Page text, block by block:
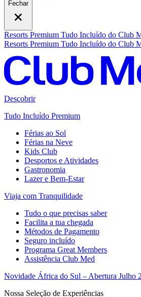
Fechar
Resorts Premium Tudo Incluído do Club
Resorts Premium Tudo Incluído do Club
Descobrir
Tudo Incluído Premium
Férias ao Sol
Férias na Neve
Kids Club
Desportos e Atividades
Gastronomia
Lazer e Bem-Estar
Viaja com Tranquilidade
Tudo o que precisas saber
Facilita a tua chegada
Métodos de Pagamento
Seguro incluído
Programa Great Members
Assistência Club Med
Novidade África do Sul – Abertura Julho
Nossa Seleção de Experiências